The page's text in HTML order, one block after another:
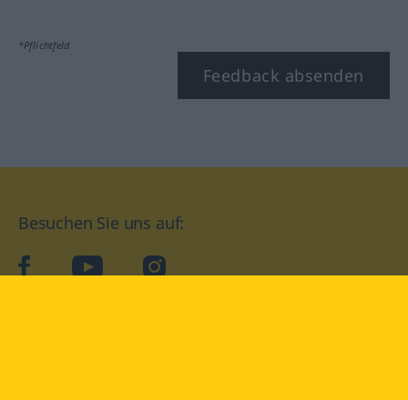
*Pflichtfeld
Feedback absenden
Besuchen Sie uns auf:
facebookYouTube Instagram